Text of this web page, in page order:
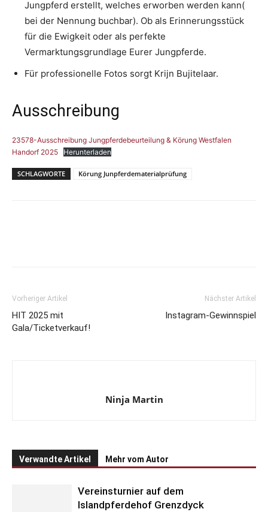
Jungpferd erstellt, welches erworben werden kann(
bei der Nennung buchbar). Ob als Erinnerungsstück
für die Ewigkeit oder als perfekte
Vermarktungsgrundlage Eurer Jungpferde.
Für professionelle Fotos sorgt Krijn Bujitelaar.
Ausschreibung
23578-Ausschreibung Jungpferdebeurteilung & Körung Westfalen
Handorf 2025
Herunterladen
SCHLAGWORTE Körung Junpferdematerialprüfung
Vorheriger Artikel
HIT 2025 mit
Gala/Ticketverkauf!
Nächster Artikel
Instagram-Gewinnspiel
Ninja Martin
Verwandte Artikel Mehr vom Autor
Vereinsturnier auf dem
Islandpferdehof Grenzdyck